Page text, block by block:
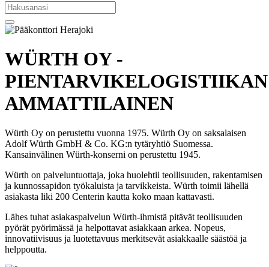
WÜRTH OY -
PIENTARVIKELOGISTIIKAN
AMMATTILAINEN
Würth Oy on perustettu vuonna 1975. Würth Oy on saksalaisen
Adolf Würth GmbH & Co. KG:n tytäryhtiö Suomessa.
Kansainvälinen Würth-konserni on perustettu 1945.
Würth on palveluntuottaja, joka huolehtii teollisuuden, rakentamisen
ja kunnossapidon työkaluista ja tarvikkeista. Würth toimii lähellä
asiakasta liki 200 Centerin kautta koko maan kattavasti.
Lähes tuhat asiakaspalvelun Würth-ihmistä pitävät teollisuuden
pyörät pyörimässä ja helpottavat asiakkaan arkea. Nopeus,
innovatiivisuus ja luotettavuus merkitsevät asiakkaalle säästöä ja
helppoutta.